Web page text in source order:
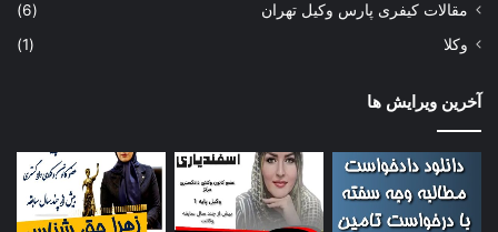
مقالات کیفری پارس وکیل تهران
(6)
وکلا
(1)
آخرین ویرایش ها